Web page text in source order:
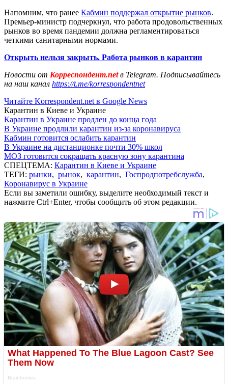
Напомним, что ранее Кабмин поддержал открытие рынков.
Премьер-министр подчеркнул, что работа продовольственных
рынков во время пандемии должна регламентироваться
четкими санитарными нормами.
Открыть нельзя закрыть. Работа рынков в карантин
Новости от Корреспондент.netв Telegram. Подписывайтесь
на наш канал https://t.me/korrespondentnet
Читайте Korrespondent.net в Google News
Карантин в Киеве и Украине
Карантин в Украине продлен до конца года
В Украине продлили карантин из-за коронавируса
Кабмин готовится ослабить карантин
В Украине на дистанционке почти 30% школ
МОЗ готовится сокращать красную зону карантина
СПЕЦТЕМА: Карантин в Киеве и Украине
ТЕГИ: рынки, рынок, карантин, Госпродпотребслужба,
Коронавирус в Украине
Если вы заметили ошибку, выделите необходимый текст и
нажмите Ctrl+Enter, чтобы сообщить об этом редакции.